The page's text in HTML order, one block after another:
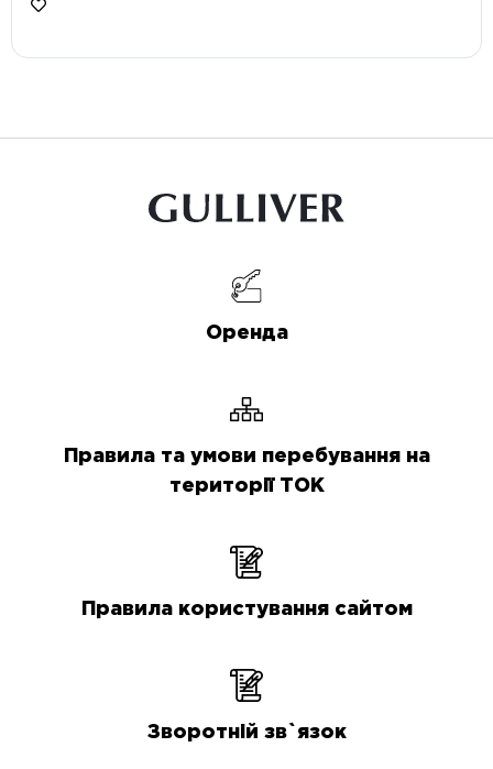
Оренда
Правила та умови перебування на
території ТОК
Правила користування сайтом
Зворотній зв`язок